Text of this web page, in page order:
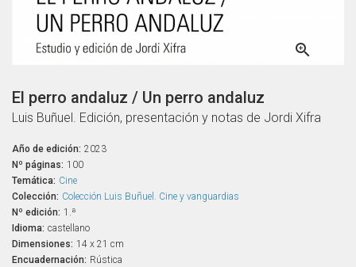

El perro andaluz / Un perro andaluz
Luis Buñuel. Edición, presentación y notas de Jordi Xifra
Año de edición: 2023
Nº páginas: 100
Temática: Cine
Colección: Colección Luis Buñuel. Cine y vanguardias
Nº edición: 1.ª
Idioma: castellano
Dimensiones: 14 x 21 cm
Encuadernación: Rústica